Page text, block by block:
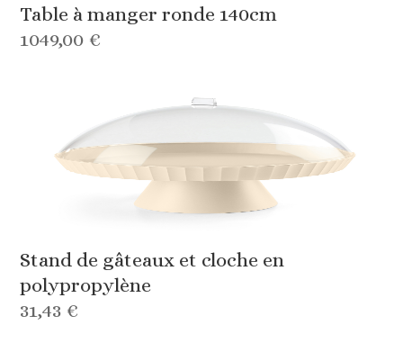
Table à manger ronde 140cm
1049,00 €
Stand de gâteaux et cloche en
polypropylène
31,43 €